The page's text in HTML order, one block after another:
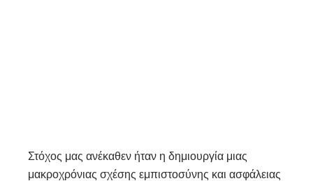
Στόχος μας ανέκαθεν ήταν η δημιουργία μιας
μακροχρόνιας σχέσης εμπιστοσύνης και ασφάλειας